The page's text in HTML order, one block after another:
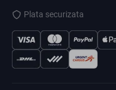
Plata securizata